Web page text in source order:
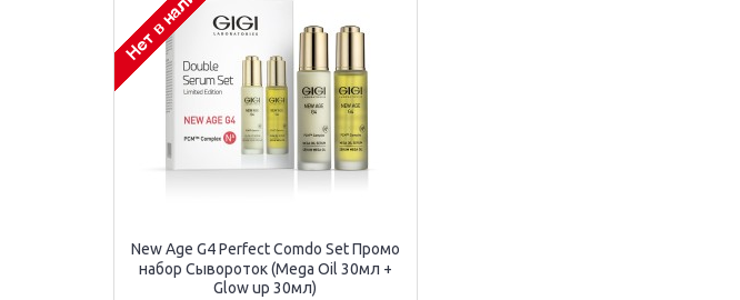
New Age G4 Perfect Comdo Set Промо
набор Сывороток (Mega Oil 30мл +
Glow up 30мл)